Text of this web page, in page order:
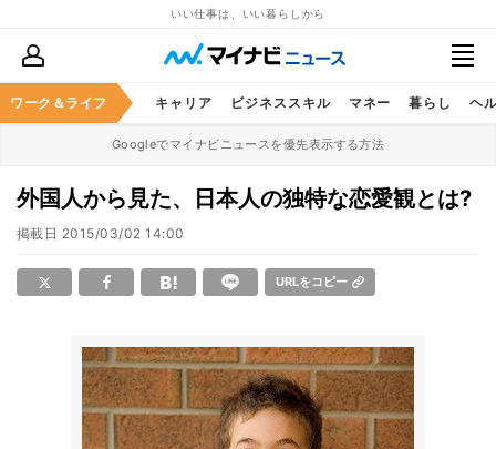
いい仕事は、いい暮らしから
ワーク＆ライフ キャリア ビジネススキル マネー 暮らし ヘ
Googleでマイナビニュースを優先表示する方法
外国人から見た、日本人の独特な恋愛観とは?
掲載日 2015/03/02 14:00
URLをコピー